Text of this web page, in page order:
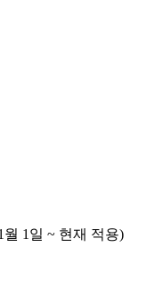
1일 ~ 현재 적용)